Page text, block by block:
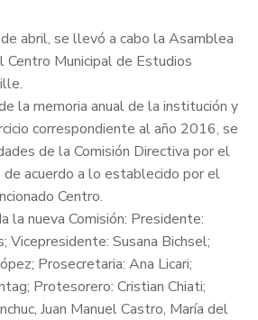
abril, se llevó a cabo la Asamblea
Centro Municipal de Estudios
la memoria anual de la institución y
correspondiente al año 2016, se
de la Comisión Directiva por el
acuerdo a lo establecido por el
Centro.
la nueva Comisión: Presidente:
Vicepresidente: Susana Bichsel;
Prosecretaria: Ana Licari;
Protesorero: Cristian Chiati;
Juan Manuel Castro, María del